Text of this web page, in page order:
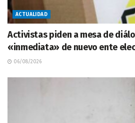
ACTUALIDAD
Activistas piden a mesa de
«inmediata» de nuevo ente
06/08/2026